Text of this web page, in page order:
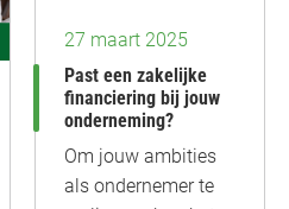
27 maart 2025
Past een zakelijke
financiering bij jouw
onderneming?
Om jouw ambities
als ondernemer te